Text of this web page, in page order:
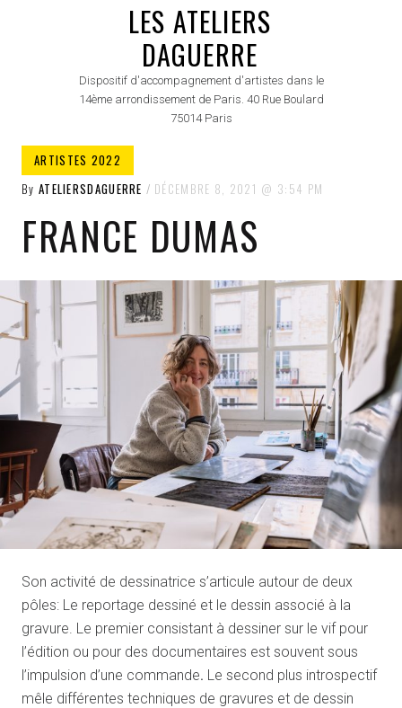
LES ATELIERS
DAGUERRE
Dispositif d'accompagnement d'artistes dans le
14ème arrondissement de Paris. 40 Rue Boulard
75014 Paris
ARTISTES 2022
By ATELIERSDAGUERRE DÉCEMBRE 8, 2021 3:54 PM
FRANCE DUMAS
Son activité de dessinatrice s’articule autour de deux
pôles: Le reportage dessiné et le dessin associé à la
gravure. Le premier consistant à dessiner sur le vif pour
l’édition ou pour des documentaires est souvent sous
l’impulsion d’une commande. Le second plus introspectif
mêle différentes techniques de gravures et de dessin